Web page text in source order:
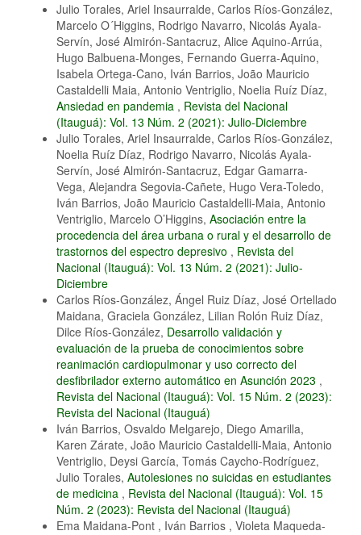
Julio Torales, Ariel Insaurralde, Carlos Ríos-González,
Marcelo O´Higgins, Rodrigo Navarro, Nicolás Ayala-
Servín, José Almirón-Santacruz, Alice Aquino-Arrúa,
Hugo Balbuena-Monges, Fernando Guerra-Aquino,
Isabela Ortega-Cano, Iván Barrios, João Mauricio
Castaldelli Maia, Antonio Ventriglio, Noelia Ruíz Díaz,
Ansiedad en pandemia , Revista del Nacional
(Itauguá): Vol. 13 Núm. 2 (2021): Julio-Diciembre
Julio Torales, Ariel Insaurralde, Carlos Ríos-González,
Noelia Ruíz Díaz, Rodrigo Navarro, Nicolás Ayala-
Servín, José Almirón-Santacruz, Edgar Gamarra-
Vega, Alejandra Segovia-Cañete, Hugo Vera-Toledo,
Iván Barrios, João Mauricio Castaldelli-Maia, Antonio
Ventriglio, Marcelo O’Higgins, Asociación entre la
procedencia del área urbana o rural y el desarrollo de
trastornos del espectro depresivo , Revista del
Nacional (Itauguá): Vol. 13 Núm. 2 (2021): Julio-
Diciembre
Carlos Ríos-González, Ángel Ruiz Díaz, José Ortellado
Maidana, Graciela González, Lilian Rolón Ruiz Díaz,
Dilce Ríos-González, Desarrollo validación y
evaluación de la prueba de conocimientos sobre
reanimación cardiopulmonar y uso correcto del
desfibrilador externo automático en Asunción 2023 ,
Revista del Nacional (Itauguá): Vol. 15 Núm. 2 (2023):
Revista del Nacional (Itauguá)
Iván Barrios, Osvaldo Melgarejo, Diego Amarilla,
Karen Zárate, João Mauricio Castaldelli-Maia, Antonio
Ventriglio, Deysi García, Tomás Caycho-Rodríguez,
Julio Torales, Autolesiones no suicidas en estudiantes
de medicina , Revista del Nacional (Itauguá): Vol. 15
Núm. 2 (2023): Revista del Nacional (Itauguá)
Ema Maidana-Pont , Iván Barrios , Violeta Maqueda-